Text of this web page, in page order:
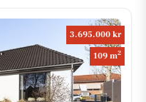
3.695.000 kr
109 m2